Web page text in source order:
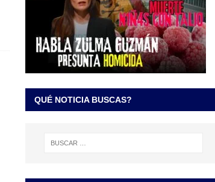
QUÉ NOTICIA BUSCAS?